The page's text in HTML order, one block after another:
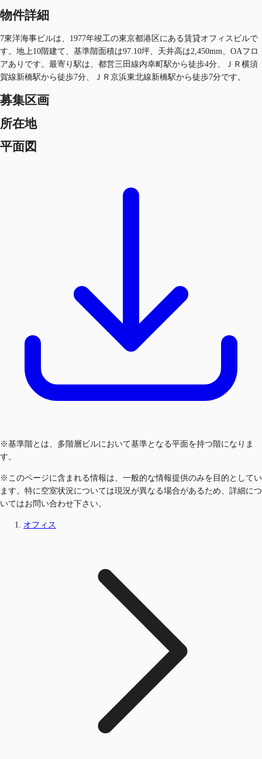
物件詳細
7東洋海事ビルは、1977年竣工の東京都港区にある賃貸オフィスビルで
す。地上10階建て、基準階面積は97.10坪、天井高は2,450mm、OAフロ
アありです。最寄り駅は、都営三田線内幸町駅から徒歩4分、ＪＲ横須
賀線新橋駅から徒歩7分、ＪＲ京浜東北線新橋駅から徒歩7分です。
募集区画
所在地
平面図
※基準階とは、多階層ビルにおいて基準となる平面を持つ階になりま
す。
※このページに含まれる情報は、一般的な情報提供のみを目的としてい
ます。特に空室状況については現況が異なる場合があるため、詳細につ
いてはお問い合わせ下さい。
オフィス